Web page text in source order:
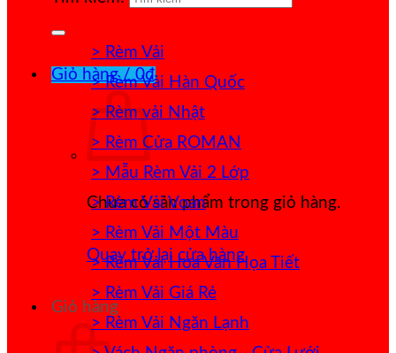
Giỏ hàng /0₫
Chưa có sản phẩm trong giỏ hàng.
Quay trở lại cửa hàng
Giỏ hàng
> Rèm Vải
> Rèm Vải Hàn Quốc
> Rèm vải Nhật
> Rèm Cửa ROMAN
> Mẫu Rèm Vải 2 Lớp
> Rèm Vải Voan
> Rèm Vải Một Màu
> Rèm Vải Hoa Văn Họa Tiết
> Rèm Vải Giá Rẻ
> Rèm Vải Ngăn Lạnh